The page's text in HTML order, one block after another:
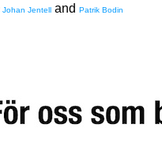
Johan Jentell and Patrik Bodin